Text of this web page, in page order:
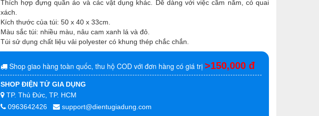
Thích hợp đựng quần áo và các vật dụng khác. Dễ dàng với việc cầm nắm, có quai
xách.
Kích thước của túi: 50 x 40 x 33cm.
Màu sắc túi: nhiều màu, nâu cam xanh lá và đỏ.
Túi sử dụng chất liệu vải polyester có khung thép chắc chắn.
Shop giao hàng toàn quốc, thu hộ COD với đơn hàng có giá trị >150,000 đ
SHOP ĐIỆN TỬ GIA DỤNG
TP. Thủ Đức, TP. HCM
0963642426
support@dientugiadung.com